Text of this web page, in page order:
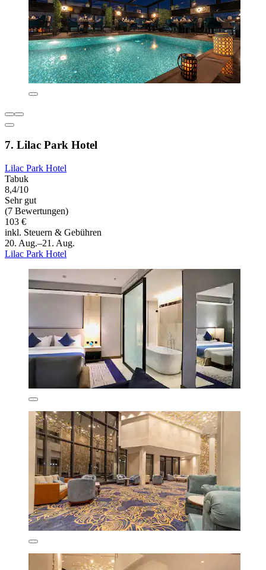
7. Lilac Park Hotel
Lilac Park Hotel
Tabuk
8,4/10
Sehr gut
(7 Bewertungen)
103 €
inkl. Steuern & Gebühren
20. Aug.–21. Aug.
Lilac Park Hotel